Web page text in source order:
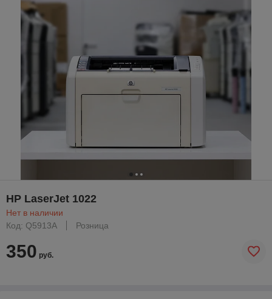
HP LaserJet 1022
Нет в наличии
Код: Q5913A
Розница
350 руб.